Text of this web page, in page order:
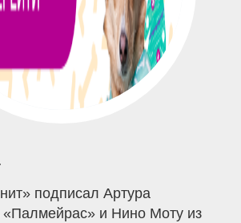
подписал Артура
«Палмейрас» и Нино Моту из